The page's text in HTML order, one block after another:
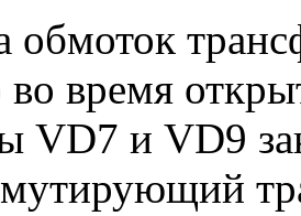
обмоток
во время
VD7 и VD9